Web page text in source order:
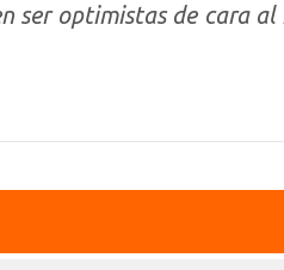
ser optimistas de cara al